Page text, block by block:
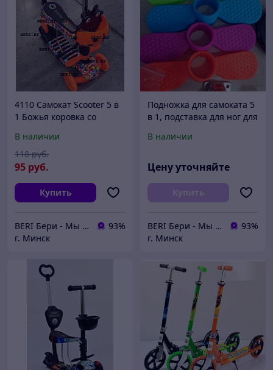
4110 Самокат Scooter 5 в
1 Божья коровка со
и родительской ручкой,
принт ГРАФФИТИ
В наличии
95 руб.
118 руб.
Купить
BERI Бери - Мы ненавидим демпинг, но нас вынуждают конкуренты
93%
г. Минск
Подножка для самоката 5
в 1, подставка для ног для
В наличии
Цену уточняйте
Купить
BERI Бери - Мы ненавидим демпинг, но нас вынуждают конкуренты
93%
г. Минск